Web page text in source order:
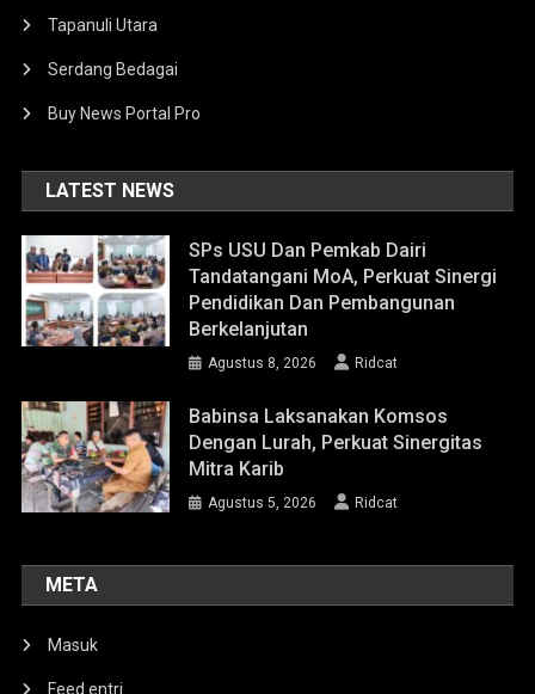
Tapanuli Utara
Serdang Bedagai
Buy News Portal Pro
LATEST NEWS
SPs USU Dan Pemkab Dairi
Tandatangani MoA, Perkuat Sinergi
Pendidikan Dan Pembangunan
Berkelanjutan
Agustus 8, 2026 Ridcat
Babinsa Laksanakan Komsos
Dengan Lurah, Perkuat Sinergitas
Mitra Karib
Agustus 5, 2026 Ridcat
META
Masuk
Feed entri